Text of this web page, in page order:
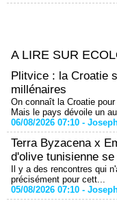
A LIRE SUR
Plitvice : la Croatie
millénaires
On connaît la Croatie
Mais le pays dévoile un
06/08/2026 07:10 -
Terra Byzacena x
d'olive tunisienne
Il y a des rencontres qui
précisément pour cett...
05/08/2026 07:10 -